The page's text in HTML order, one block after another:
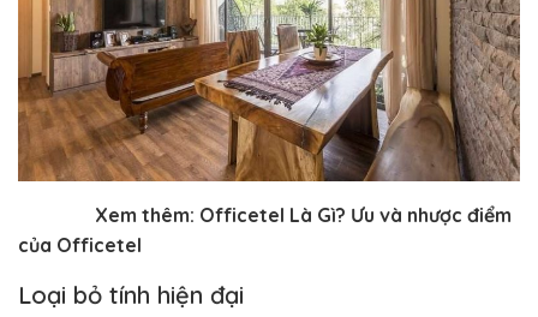
Xem thêm: Officetel Là Gì? Ưu và nhược điểm
của Officetel
Loại bỏ tính hiện đại